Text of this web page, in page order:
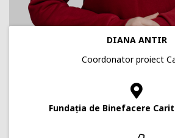
DIANA ANTIR
Coordonator proiect
Fundația de Binefacere